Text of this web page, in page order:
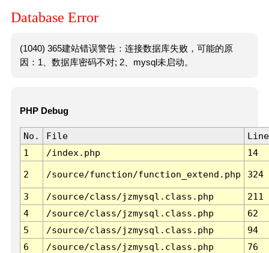
Database Error
(1040) 365建站错误警告：连接数据库失败，可能的原
因：1、数据库密码不对; 2、mysql未启动。
PHP Debug
No. File
Line
1
/index.php 14
2 /source/function/function_extend.php 324
3 /source/class/jzmysql.class.php
211
4
/source/class/jzmysql.class.php
62
5
/source/class/jzmysql.class.php
94
6
/source/class/jzmysql.class.php 76